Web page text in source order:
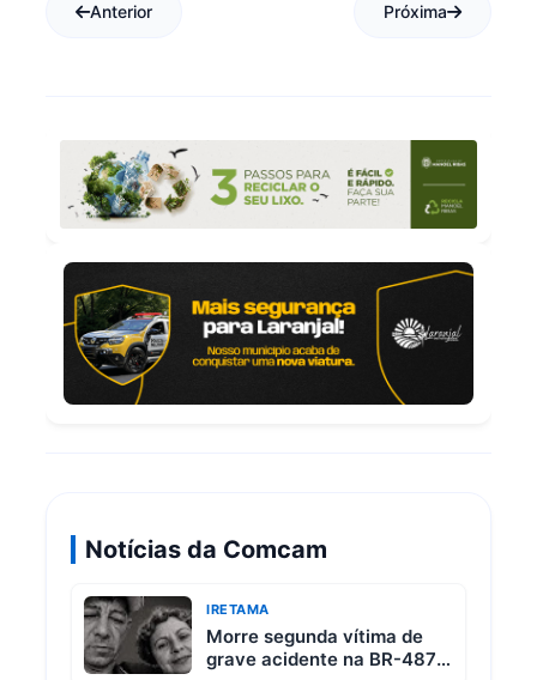
Anterior Próxima
Notícias da Comcam
IRETAMA
Morre segunda vítima de
grave acidente na BR-487